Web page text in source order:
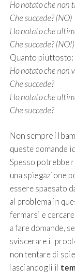
Ho notato che non
Che succede? (NO)
Ho notato che
Che succede? (NO!)
Quanto piuttosto:
Ho notato che non
Che succede?
Ho notato che
Che succede?
Non sempre il
queste domande
Spesso potrebbe
una spiegazione
essere spaesato
al problema in
fermarsi e
a fare domande,
sviscerare il
non tentare di
lasciandogli il